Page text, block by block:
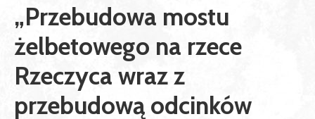
„Przebudowa mostu
żelbetowego na rzece
Rzeczyca wraz z
przebudową odcinków